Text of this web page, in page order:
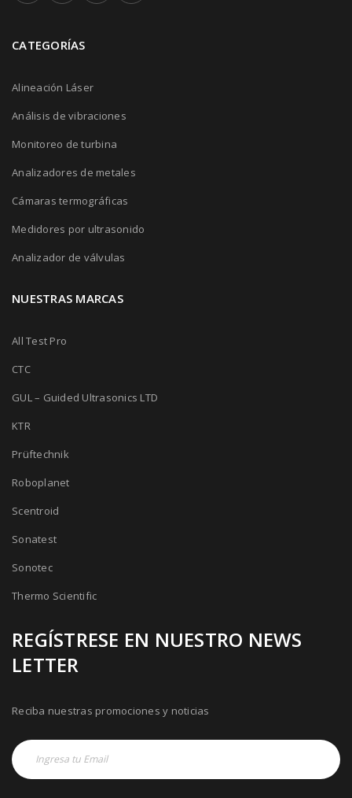
CATEGORÍAS
Alineación Láser
Análisis de vibraciones
Monitoreo de turbina
Analizadores de metales
Cámaras termográficas
Medidores por ultrasonido
Analizador de válvulas
NUESTRAS MARCAS
All Test Pro
CTC
GUL – Guided Ultrasonics LTD
KTR
Prüftechnik
Roboplanet
Scentroid
Sonatest
Sonotec
Thermo Scientific
REGÍSTRESE EN NUESTRO NEWS
LETTER
Reciba nuestras promociones y noticias